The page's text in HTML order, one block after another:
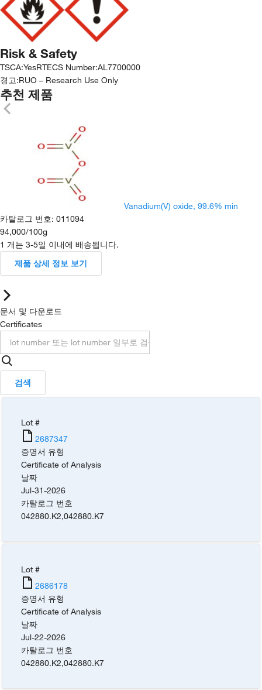
Risk & Safety
TSCA:YesRTECS Number:AL7700000
경고:RUO – Research Use Only
추천 제품
Vanadium(V) oxide, 99.6% min
카탈로그 번호: 011094
94,000/100g
1 개는 3-5일 이내에 배송됩니다.
제품 상세 정보 보기
문서 및 다운로드
Certificates
검색
Lot #
2687347
증명서 유형
Certificate of Analysis
날짜
Jul-31-2026
카탈로그 번호
042880.K2,042880.K7
Lot #
2686178
증명서 유형
Certificate of Analysis
날짜
Jul-22-2026
카탈로그 번호
042880.K2,042880.K7